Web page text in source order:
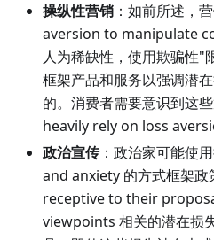
操纵性营销 ：如前所述，
aversion to manipulate
人为稀缺性，使用欺骗性"
框架产品和服务以强调潜
的。消费者需要意识到这
heavily rely on loss
政治宣传：政治家可能使
and anxiety 的方式框架政
receptive to their
viewpoints 相关的潜在损